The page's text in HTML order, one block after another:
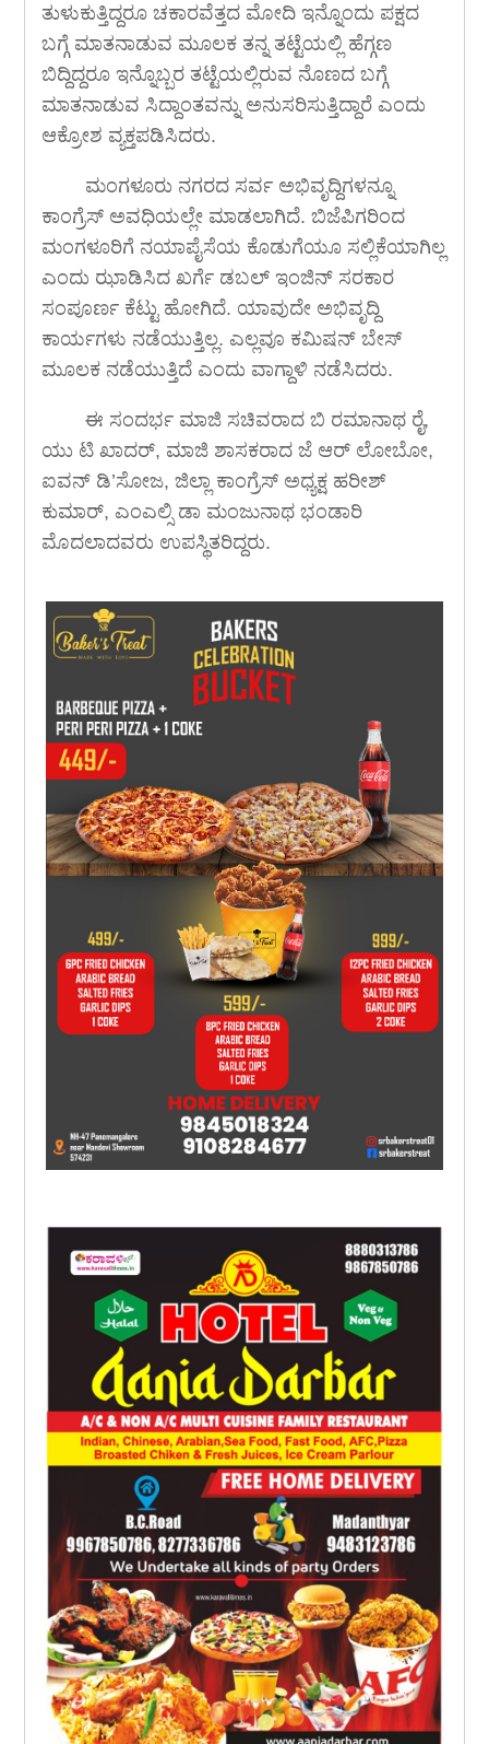
ತುಳುಕುತ್ತಿದ್ದರೂ ಚಕಾರವೆತ್ತದ ಮೋದಿ ಇನ್ನೊಂದು ಪಕ್ಷದ
ಬಗ್ಗೆ ಮಾತನಾಡುವ ಮೂಲಕ ತನ್ನ ತಟ್ಟೆಯಲ್ಲಿ ಹೆಗ್ಗಣ
ಬಿದ್ದಿದ್ದರೂ ಇನ್ನೊಬ್ಬರ ತಟ್ಟೆಯಲ್ಲಿರುವ ನೊಣದ ಬಗ್ಗೆ
ಮಾತನಾಡುವ ಸಿದ್ದಾಂತವನ್ನು ಅನುಸರಿಸುತ್ತಿದ್ದಾರೆ ಎಂದು
ಆಕ್ರೋಶ ವ್ಯಕ್ತಪಡಿಸಿದರು.
ಮಂಗಳೂರು ನಗರದ ಸರ್ವ ಅಭಿವೃದ್ದಿಗಳನ್ನೂ
ಕಾಂಗ್ರೆಸ್ ಅವಧಿಯಲ್ಲೇ ಮಾಡಲಾಗಿದೆ. ಬಿಜೆಪಿಗರಿಂದ
ಮಂಗಳೂರಿಗೆ ನಯಾಪೈಸೆಯ ಕೊಡುಗೆಯೂ ಸಲ್ಲಿಕೆಯಾಗಿಲ್ಲ
ಎಂದು ಝಾಡಿಸಿದ ಖರ್ಗೆ ಡಬಲ್ ಇಂಜಿನ್ ಸರಕಾರ
ಸಂಪೂರ್ಣ ಕೆಟ್ಟು ಹೋಗಿದೆ. ಯಾವುದೇ ಅಭಿವೃದ್ದಿ
ಕಾರ್ಯಗಳು ನಡೆಯುತ್ತಿಲ್ಲ. ಎಲ್ಲವೂ ಕಮಿಷನ್ ಬೇಸ್
ಮೂಲಕ ನಡೆಯುತ್ತಿದೆ ಎಂದು ವಾಗ್ದಾಳಿ ನಡೆಸಿದರು.
ಈ ಸಂದರ್ಭ ಮಾಜಿ ಸಚಿವರಾದ ಬಿ ರಮಾನಾಥ ರೈ,
ಯು ಟಿ ಖಾದರ್, ಮಾಜಿ ಶಾಸಕರಾದ ಜೆ ಆರ್ ಲೋಬೋ,
ಐವನ್ ಡಿ’ಸೋಜ, ಜಿಲ್ಲಾ ಕಾಂಗ್ರೆಸ್ ಅಧ್ಯಕ್ಷ ಹರೀಶ್
ಕುಮಾರ್, ಎಂಎಲ್ಸಿ ಡಾ ಮಂಜುನಾಥ ಭಂಡಾರಿ
ಮೊದಲಾದವರು ಉಪಸ್ಥಿತರಿದ್ದರು.